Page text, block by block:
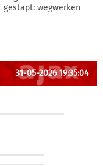
wegwerken
31-05-2026 19:35:04